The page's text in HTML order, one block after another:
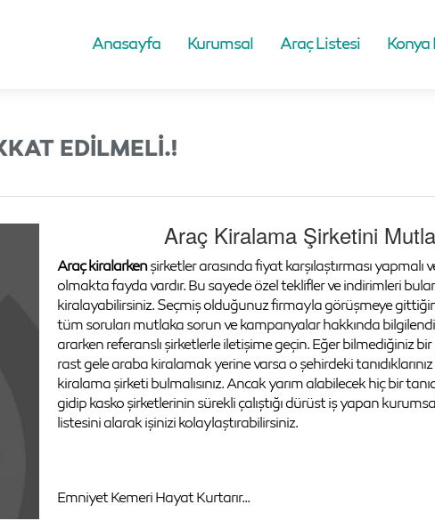
Anasayfa Kurumsal Araç Listesi
EDILMELI.!
Araç Kiralama Şirketini
Araç kiralarkenşirketler arasında fiyat karşılaştırması yapmalı
olmakta fayda vardır. Bu sayede özel teklifler ve indirimleri
kiralayabilirsiniz. Seçmiş olduğunuz firmayla görüşmeye
tüm soruları mutlaka sorun ve kampanyalar hakkında
ararken referanslı şirketlerle iletişime geçin. Eğer bilmediğiniz
rast gele araba kiralamak yerine varsa o şehirdeki tanıdıklarınız
kiralama şirketi bulmalısınız. Ancak yarım alabilecek hiç bir
gidip kasko şirketlerinin sürekli çalıştığı dürüst iş yapan
listesini alarak işinizi kolaylaştırabilirsiniz.
Emniyet Kemeri Hayat Kurtarır...